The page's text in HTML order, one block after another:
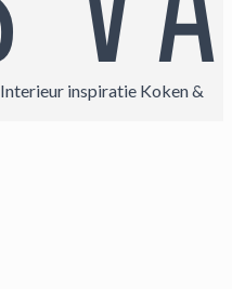
Interieur inspiratie Koken &